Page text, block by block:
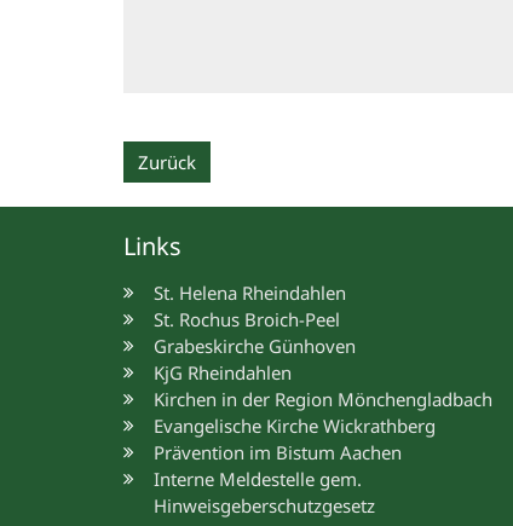
Zurück
Links
St. Helena Rheindahlen
St. Rochus Broich-Peel
Grabeskirche Günhoven
KjG Rheindahlen
Kirchen in der Region Mönchengladbach
Evangelische Kirche Wickrathberg
Prävention im Bistum Aachen
Interne Meldestelle gem.
Hinweisgeberschutzgesetz